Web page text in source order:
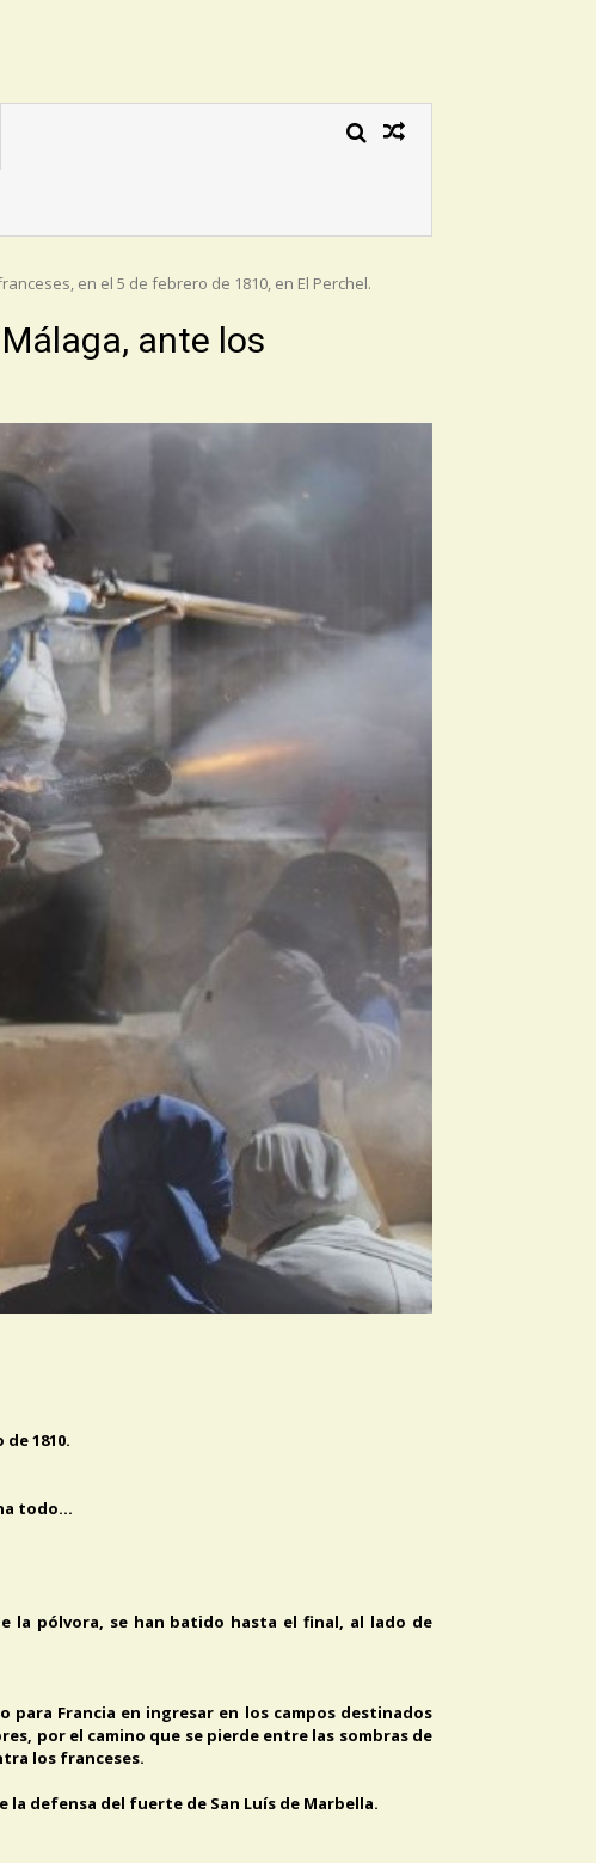
en el 5 de febrero de 1810, en El Perchel.
ante los
1810.
todo…
la pólvora, se han batido hasta el final, al lado de
Francia en ingresar en los campos destinados
por el camino que se pierde entre las sombras de
los franceses.
defensa del fuerte de San Luís de Marbella.